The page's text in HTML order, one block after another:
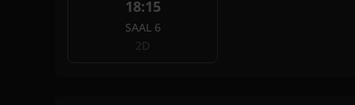
18:15
SAAL 6
2D